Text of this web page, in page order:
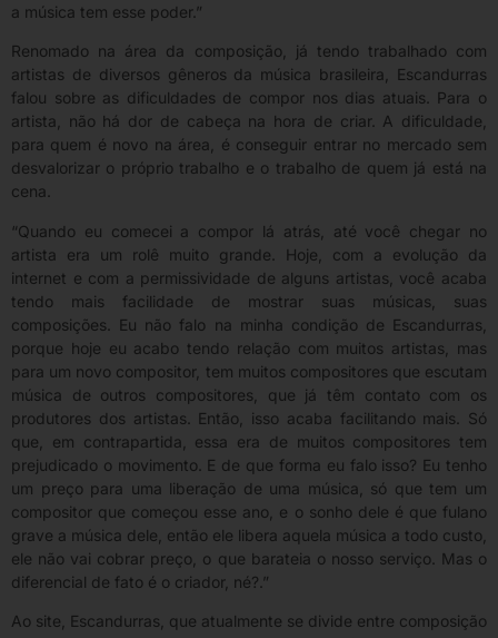
a música tem esse poder.”
Renomado na área da composição, já tendo trabalhado com
artistas de diversos gêneros da música brasileira, Escandurras
falou sobre as dificuldades de compor nos dias atuais. Para o
artista, não há dor de cabeça na hora de criar. A dificuldade,
para quem é novo na área, é conseguir entrar no mercado sem
desvalorizar o próprio trabalho e o trabalho de quem já está na
cena.
“Quando eu comecei a compor lá atrás, até você chegar no
artista era um rolê muito grande. Hoje, com a evolução da
internet e com a permissividade de alguns artistas, você acaba
tendo mais facilidade de mostrar suas músicas, suas
composições. Eu não falo na minha condição de Escandurras,
porque hoje eu acabo tendo relação com muitos artistas, mas
para um novo compositor, tem muitos compositores que escutam
música de outros compositores, que já têm contato com os
produtores dos artistas. Então, isso acaba facilitando mais. Só
que, em contrapartida, essa era de muitos compositores tem
prejudicado o movimento. E de que forma eu falo isso? Eu tenho
um preço para uma liberação de uma música, só que tem um
compositor que começou esse ano, e o sonho dele é que fulano
grave a música dele, então ele libera aquela música a todo custo,
ele não vai cobrar preço, o que barateia o nosso serviço. Mas o
diferencial de fato é o criador, né?.”
Ao site, Escandurras, que atualmente se divide entre composição